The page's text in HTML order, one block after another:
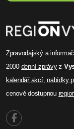
Zpravodajský a
2000 denní zprávyz
kalendář akcí,nabídky
cenově dostupnou